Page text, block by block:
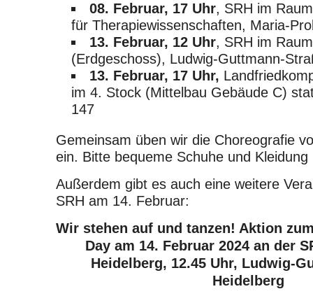
08. Februar, 17 Uhr, SRH im
für Therapiewissenschaften, Maria-
13. Februar, 12 Uhr, SRH im
(Erdgeschoss), Ludwig-Guttmann-
13. Februar, 17 Uhr,
im 4. Stock (Mittelbau Gebäude C)
147
Gemeinsam üben wir die Choreografie
ein. Bitte bequeme Schuhe und Kleidung
Außerdem gibt es auch eine weitere
SRH am 14. Februar:
Wir stehen auf und tanzen! Aktion
Day am 14. Februar 2024 an der
Heidelberg, 12.45 Uhr, Ludwig-
Heidelberg